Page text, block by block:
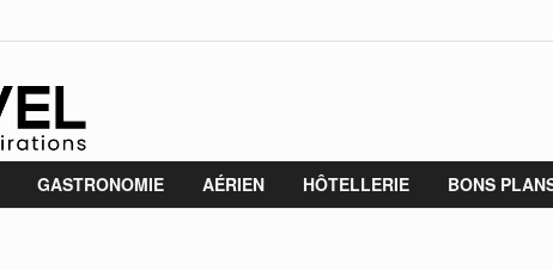
GASTRONOMIE AÉRIEN HÔTELLERIE BONS